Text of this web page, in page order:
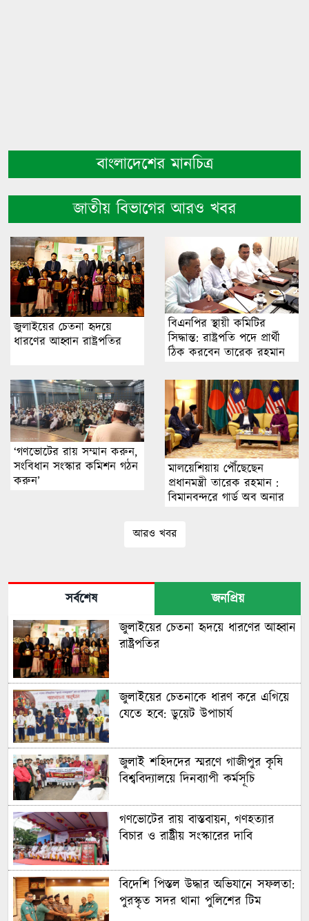
বাংলাদেশের মানচিত্র
জাতীয় বিভাগের আরও খবর
জুলাইয়ের চেতনা হৃদয়ে
ধারণের আহ্বান রাষ্ট্রপতির
বিএনপির স্থায়ী কমিটির
সিদ্ধান্ত: রাষ্ট্রপতি পদে প্রার্থী
ঠিক করবেন তারেক রহমান
‘গণভোটের রায় সম্মান করুন,
সংবিধান সংস্কার কমিশন গঠন
করুন’
মালয়েশিয়ায় পৌঁছেছেন
প্রধানমন্ত্রী তারেক রহমান :
বিমানবন্দরে গার্ড অব অনার
আরও খবর
সর্বশেষ
জনপ্রিয়
জুলাইয়ের চেতনা হৃদয়ে ধারণের আহ্বান
রাষ্ট্রপতির
জুলাইয়ের চেতনাকে ধারণ করে এগিয়ে
যেতে হবে: ডুয়েট উপাচার্য
জুলাই শহিদদের স্মরণে গাজীপুর কৃষি
বিশ্ববিদ্যালয়ে দিনব্যাপী কর্মসূচি
গণভোটের রায় বাস্তবায়ন, গণহত্যার
বিচার ও রাষ্ট্রীয় সংস্কারের দাবি
বিদেশি পিস্তল উদ্ধার অভিযানে সফলতা:
পুরস্কৃত সদর থানা পুলিশের টিম